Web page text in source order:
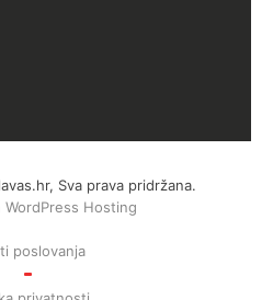
Sva prava pridržana.
Hosting
poslovanja